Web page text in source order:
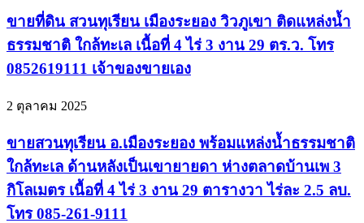
ขายที่ดิน สวนทุเรียน เมืองระยอง วิวภูเขา ติดแหล่งน้ำ
ธรรมชาติ ใกล้ทะเล เนื้อที่ 4 ไร่ 3 งาน 29 ตร.ว. โทร
0852619111 เจ้าของขายเอง
2 ตุลาคม 2025
ขายสวนทุเรียน อ.เมืองระยอง พร้อมแหล่งน้ำธรรมชาติ
ใกล้ทะเล ด้านหลังเป็นเขายายดา ห่างตลาดบ้านเพ 3
กิโลเมตร เนื้อที่ 4 ไร่ 3 งาน 29 ตารางวา ไร่ละ 2.5 ลบ.
โทร 085-261-9111